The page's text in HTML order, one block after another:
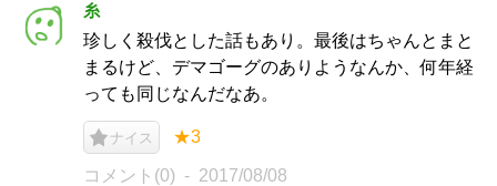
糸
珍しく殺伐とした話もあり。最後はちゃんとまと
まるけど、デマゴーグのありようなんか、何年経
っても同じなんだなあ。
ナイス ★3
コメント(0) 2017/08/08